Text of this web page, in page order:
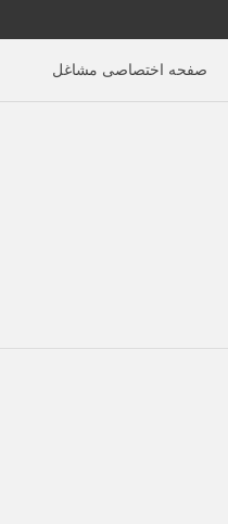
صفحه اختصاصی مشاغل